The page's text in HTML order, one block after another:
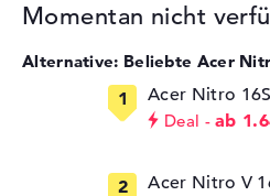
Momentan nicht
Alternative: Beliebte Acer
Acer Nitro
Deal ab
⁠Acer Nitro V